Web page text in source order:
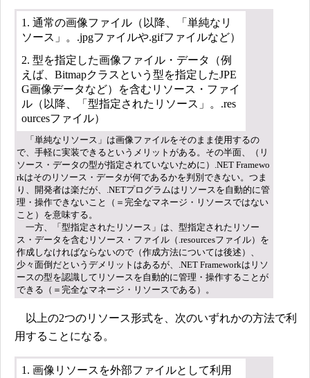
1. 通常の画像ファイル（以降、「単純なリ
ソース」。.jpgファイルや.gifファイルなど）
2. 型を指定した画像ファイル・データ（例
えば、Bitmapクラスという型を指定したJPE
G画像データなど）を含むリソース・ファイ
ル（以降、「型指定されたリソース」。.res
ourcesファイル）
「単純なリソース」は画像ファイルをそのまま使用するの
で、手軽に実装できるというメリットがある。その半面、（リ
ソース・データの型が指定されていないために）.NET Framewo
rkはそのリソース・データが何であるかを判別できない。つま
り、開発者は楽だが、.NETプログラムはリソースを自動的に管
理・操作できないこと（＝完全なマネージ・リソースではない
こと）を意味する。
一方、「型指定されたリソース」は、型指定されたリソー
ス・データを含むリソース・ファイル（.resourcesファイル）を
作成しなければならないので（作成方法については後述）、
少々面倒だというデメリットはあるが、.NET Frameworkはリソ
ースの型を認識してリソースを自動的に管理・操作することが
できる（＝完全なマネージ・リソースである）。
以上の2つのリソース形式を、次のいずれかの方法で利
用することになる。
1. 画像リソースを外部ファイルとして利用